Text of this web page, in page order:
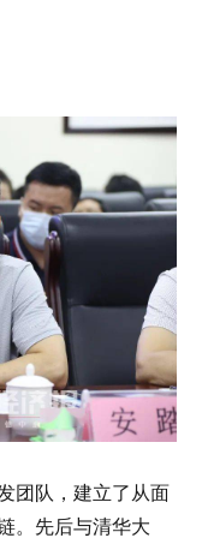
团队，建立了从面
。先后与清华大